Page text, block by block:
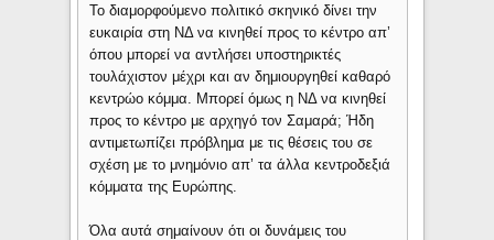
Το διαμορφούμενο πολιτικό σκηνικό δίνει την
ευκαιρία στη ΝΔ να κινηθεί προς το κέντρο απ’
όπου μπορεί να αντλήσει υποστηρικτές
τουλάχιστον μέχρι και αν δημιουργηθεί καθαρό
κεντρώο κόμμα. Μπορεί όμως η ΝΔ να κινηθεί
προς το κέντρο με αρχηγό τον Σαμαρά; Ήδη
αντιμετωπίζει πρόβλημα με τις θέσεις του σε
σχέση με το μνημόνιο απ’ τα άλλα κεντροδεξιά
κόμματα της Ευρώπης.
Όλα αυτά σημαίνουν ότι οι δυνάμεις του